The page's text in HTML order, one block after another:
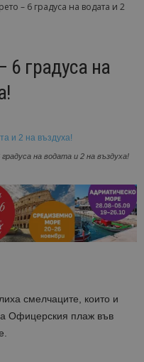
– 6 градуса на водата и 2
6 градуса на
на водата и 2 на въздуха!
смелчаците, които и
Офицерския плаж във